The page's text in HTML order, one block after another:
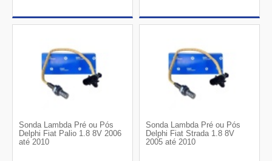
Sonda Lambda Pré ou Pós
Delphi Fiat Palio 1.8 8V 2006
até 2010
Sonda Lambda Pré ou Pós
Delphi Fiat Strada 1.8 8V
2005 até 2010